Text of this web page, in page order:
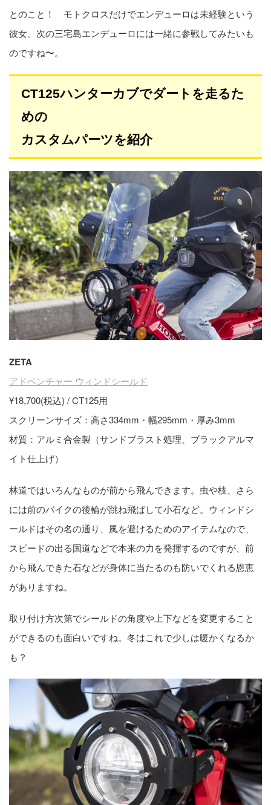
とのこと！ モトクロスだけでエンデューロは未経験という
彼女。次の三宅島エンデューロには一緒に参戦してみたいも
のですね〜。
CT125ハンターカブでダートを走るた
めの
カスタムパーツを紹介
ZETA
アドベンチャー ウィンドシールド
¥18,700(税込) / CT125用
スクリーンサイズ：高さ334mm・幅295mm・厚み3mm
材質：アルミ合金製（サンドブラスト処理、ブラックアルマ
イト仕上げ）
林道ではいろんなものが前から飛んできます。虫や枝、さら
には前のバイクの後輪が跳ね飛ばして小石など。ウィンドシ
ールドはその名の通り、風を避けるためのアイテムなので、
スピードの出る国道などで本来の力を発揮するのですが、前
から飛んできた石などが身体に当たるのも防いでくれる恩恵
がありますね。
取り付け方次第でシールドの角度や上下などを変更すること
ができるのも面白いですね。冬はこれで少しは暖かくなるか
も？